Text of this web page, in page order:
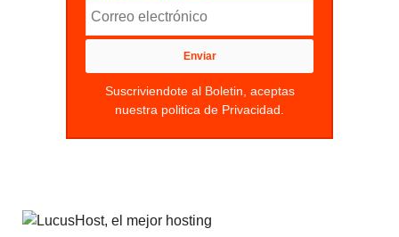
Suscriviendote al Boletin, aceptas
nuestra politica de Privacidad.